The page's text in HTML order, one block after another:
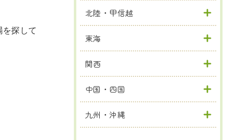
探して
北陸・甲信越
東海
関西
中国・四国
九州・沖縄